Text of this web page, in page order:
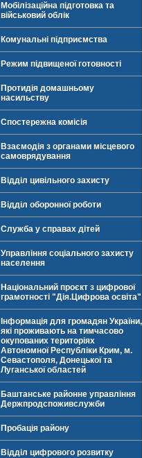
Мобілізаційна підготовка та
військовий облік
Комунальні підприємства
Режим підвищеної готовності
Протидія домашньому
насильству
Спостережна комісія
Взаємодія з органами місцевого
самоврядування
Відділ цивільного захисту
Відділ оборонної роботи
Служба у справах дітей
Управління соціального захисту
населення
Національний проєкт з цифрової
грамотності "Дія.Цифрова освіта"
Інформація для громадян України,
які проживають на тимчасово
окупованих територіях
Автономної Республіки Крим, м.
Севастополя, Донецької та
Луганської областей
Баштанське районне управління
Держпродспоживслужби
Пробація району
Відділ цифрового розвитку